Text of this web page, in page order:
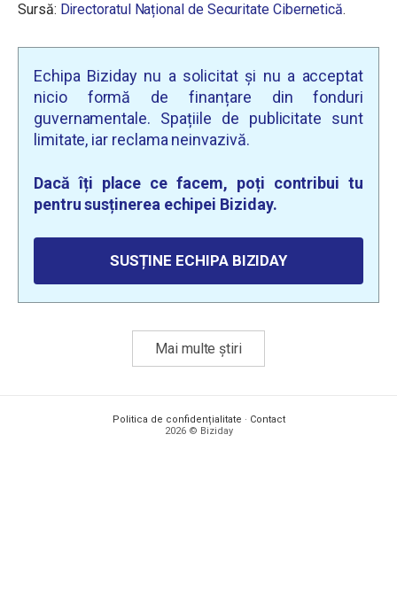
Sursă: Directoratul Național de Securitate Cibernetică.
Echipa Biziday nu a solicitat și nu a acceptat
nicio formă de finanțare din fonduri
guvernamentale. Spațiile de publicitate sunt
limitate, iar reclama neinvazivă.
Dacă îți place ce facem, poți contribui tu
pentru susținerea echipei Biziday.
SUSȚINE ECHIPA BIZIDAY
Mai multe știri
Politica de confidențialitate · Contact
2026 © Biziday